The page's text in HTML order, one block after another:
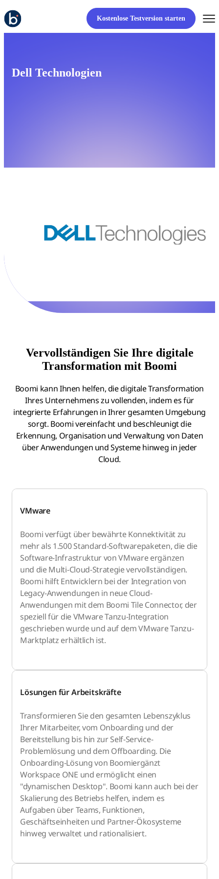
Kostenlose Testversion starten
Dell Technologien
Vervollständigen Sie Ihre digitale
Transformation mit Boomi
Boomi kann Ihnen helfen, die digitale Transformation
Ihres Unternehmens zu vollenden, indem es für
integrierte Erfahrungen in Ihrer gesamten Umgebung
sorgt. Boomi vereinfacht und beschleunigt die
Erkennung, Organisation und Verwaltung von Daten
über Anwendungen und Systeme hinweg in jeder
Cloud.
VMware
Boomi verfügt über bewährte Konnektivität zu
mehr als 1.500 Standard-Softwarepaketen, die die
Software-Infrastruktur von VMware ergänzen
und die Multi-Cloud-Strategie vervollständigen.
Boomi hilft Entwicklern bei der Integration von
Legacy-Anwendungen in neue Cloud-
Anwendungen mit dem Boomi Tile Connector, der
speziell für die VMware Tanzu-Integration
geschrieben wurde und auf dem VMware Tanzu-
Marktplatz erhältlich ist.
Lösungen für Arbeitskräfte
Transformieren Sie den gesamten Lebenszyklus
Ihrer Mitarbeiter, vom Onboarding und der
Bereitstellung bis hin zur Self-Service-
Problemlösung und dem Offboarding. Die
Onboarding-Lösung von Boomiergänzt
Workspace ONE und ermöglicht einen
"dynamischen Desktop". Boomi kann auch bei der
Skalierung des Betriebs helfen, indem es
Aufgaben über Teams, Funktionen,
Geschäftseinheiten und Partner-Ökosysteme
hinweg verwaltet und rationalisiert.